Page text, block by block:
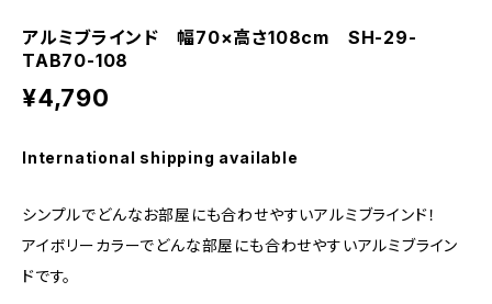
アルミブラインド 幅70×高さ108cm SH-29-
TAB70-108
¥4,790
International shipping available
シンプルでどんなお部屋にも合わせやすいアルミブラインド！
アイボリーカラーでどんな部屋にも合わせやすいアルミブライン
ドです。